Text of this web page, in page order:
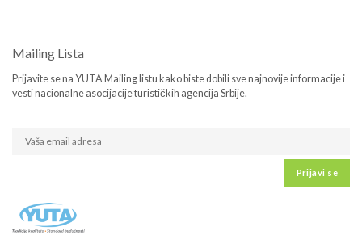
Mailing Lista
Prijavite se na YUTA Mailing listu kako biste dobili sve najnovije informacije i
vesti nacionalne asocijacije turističkih agencija Srbije.
Prijavi se